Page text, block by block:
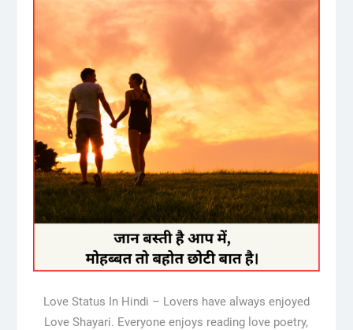
Love Status In Hindi – Lovers have always enjoyed
Love Shayari. Everyone enjoys reading love poetry,